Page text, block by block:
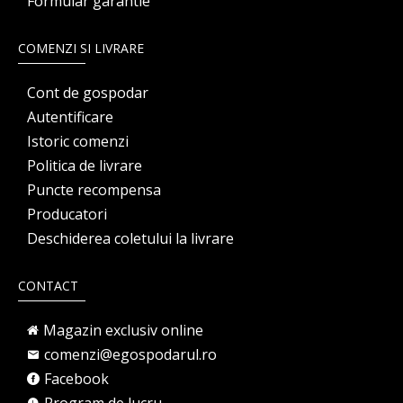
COMENZI SI LIVRARE
Cont de gospodar
Autentificare
Istoric comenzi
Politica de livrare
Puncte recompensa
Producatori
Deschiderea coletului la livrare
CONTACT
Magazin exclusiv online
comenzi@egospodarul.ro
Facebook